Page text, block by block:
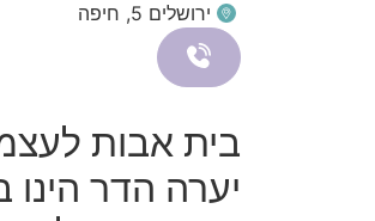
ירושלים 5, חיפה
בית אבות
יערה הדר הינו